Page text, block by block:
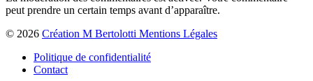
peut prendre un certain temps avant d’apparaître.
© 2026 Création M Bertolotti Mentions Légales
Politique de confidentialité
Contact